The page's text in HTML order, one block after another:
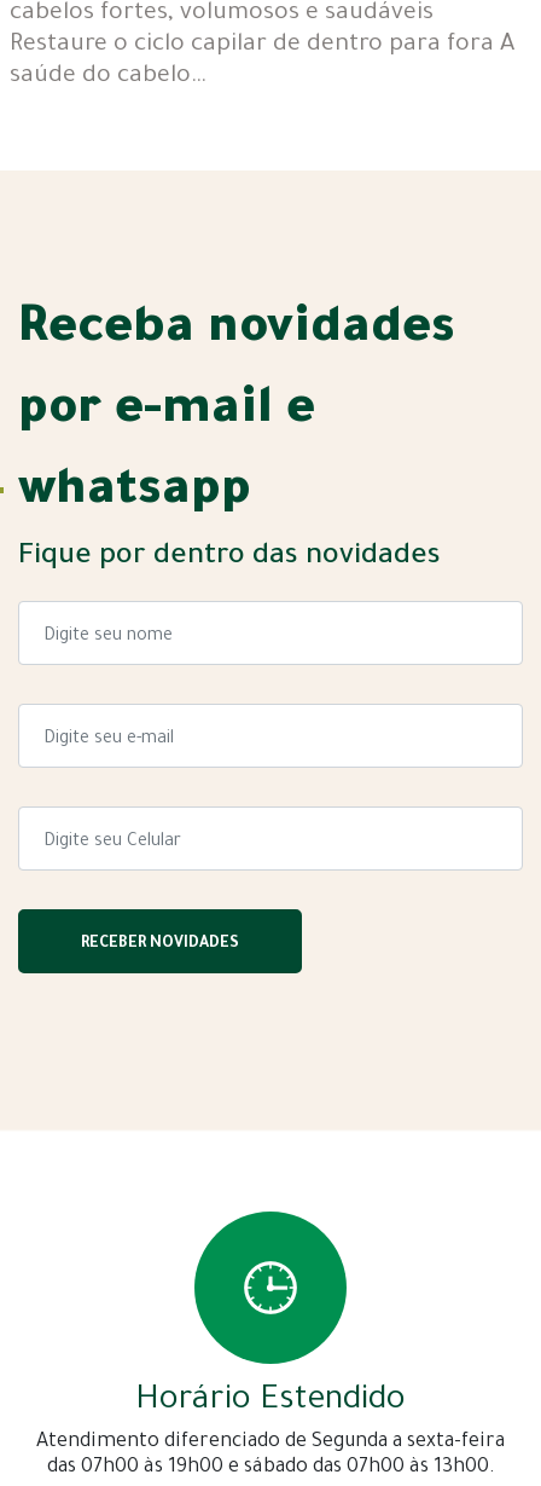
cabelos fortes, volumosos e saudáveis
Restaure o ciclo capilar de dentro para fora A
saúde do cabelo…
Receba novidades
por e-mail e
whatsapp
Fique por dentro das novidades
Horário Estendido
Atendimento diferenciado de Segunda a sexta-feira
das 07h00 às 19h00 e sábado das 07h00 às 13h00.